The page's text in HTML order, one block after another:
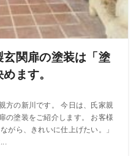
玄関扉の塗装は「塗
ます。
方の新川です。 今日は、氏家親
の塗装をご紹介します。 お客様
がら、きれいに仕上げたい。」